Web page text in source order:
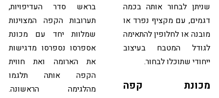
שניתן לבחור אותה בכמה
דגמים, עם מקציף נפרד או
מובנה או לחלופין להתאימה
לגודל המטבח בעיצוב
ייחודי שתוכלו לבחור.
מכונת קפה
בראש סדר העדיפויות,
תערובות הקפה המצוינות
שמלוות יחד עם מכונת
אספרסו נספרסו מדגישות
את הארומה ואת חווית
הקפה אותה תלגמו
מהלגימה הראשונה.